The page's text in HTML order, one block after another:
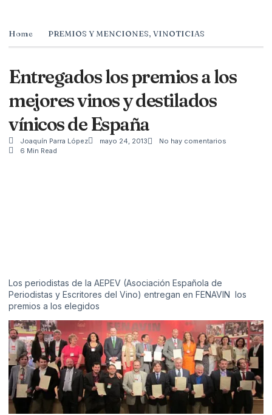
Home PREMIOS Y MENCIONES, VINOTICIAS
Entregados los premios a los
mejores vinos y destilados
vínicos de España
Joaquín Parra López mayo 24, 2013
No hay comentarios
6 Min Read
Los periodistas de la AEPEV (Asociación Española de
Periodistas y Escritores del Vino) entregan en FENAVIN los
premios a los elegidos